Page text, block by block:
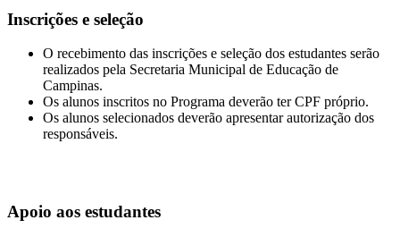
Inscrições e seleção
O recebimento das inscrições e seleção dos estudantes serão
realizados pela Secretaria Municipal de Educação de
Campinas.
Os alunos inscritos no Programa deverão ter CPF próprio.
Os alunos selecionados deverão apresentar autorização dos
responsáveis.
Apoio aos estudantes